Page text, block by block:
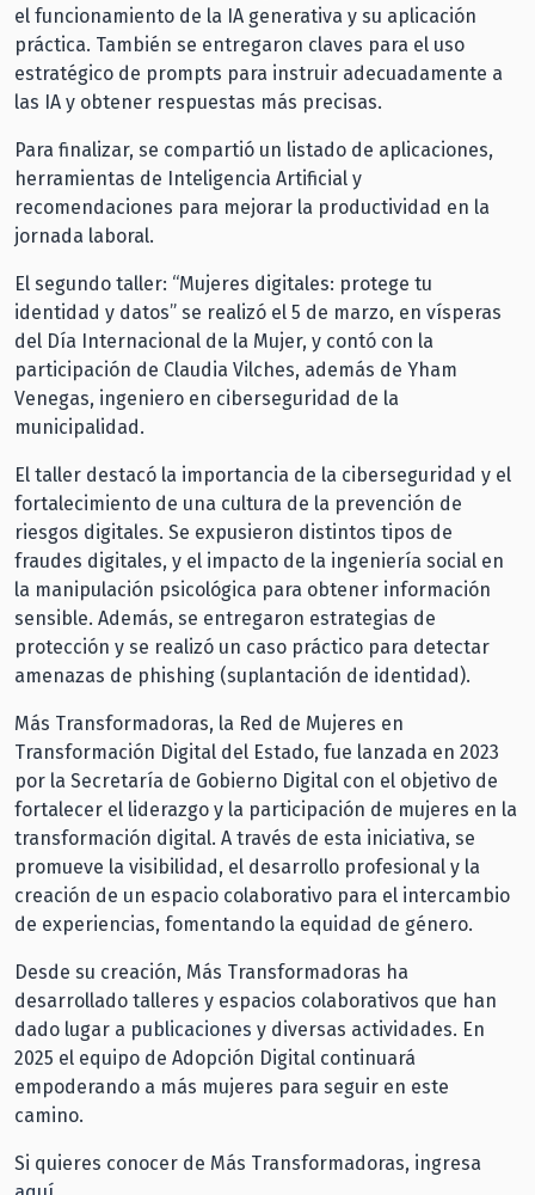
el funcionamiento de la IA generativa y su aplicación
práctica. También se entregaron claves para el uso
estratégico de prompts para instruir adecuadamente a
las IA y obtener respuestas más precisas.
Para finalizar, se compartió un listado de aplicaciones,
herramientas de Inteligencia Artificial y
recomendaciones para mejorar la productividad en la
jornada laboral.
El segundo taller: “Mujeres digitales: protege tu
identidad y datos” se realizó el 5 de marzo, en vísperas
del Día Internacional de la Mujer, y contó con la
participación de Claudia Vilches, además de Yham
Venegas, ingeniero en ciberseguridad de la
municipalidad.
El taller destacó la importancia de la ciberseguridad y el
fortalecimiento de una cultura de la prevención de
riesgos digitales. Se expusieron distintos tipos de
fraudes digitales, y el impacto de la ingeniería social en
la manipulación psicológica para obtener información
sensible. Además, se entregaron estrategias de
protección y se realizó un caso práctico para detectar
amenazas de phishing (suplantación de identidad).
Más Transformadoras, la Red de Mujeres en
Transformación Digital del Estado, fue lanzada en 2023
por la Secretaría de Gobierno Digital con el objetivo de
fortalecer el liderazgo y la participación de mujeres en la
transformación digital. A través de esta iniciativa, se
promueve la visibilidad, el desarrollo profesional y la
creación de un espacio colaborativo para el intercambio
de experiencias, fomentando la equidad de género.
Desde su creación, Más Transformadoras ha
desarrollado talleres y espacios colaborativos que han
dado lugar a publicaciones y diversas actividades. En
2025 el equipo de Adopción Digital continuará
empoderando a más mujeres para seguir en este
camino.
Si quieres conocer de Más Transformadoras, ingresa